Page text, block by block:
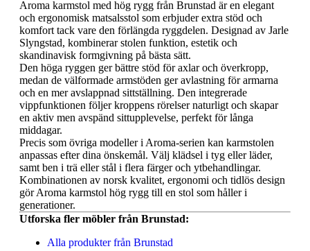
Aroma karmstol med hög rygg från Brunstad är en elegant
och ergonomisk matsalsstol som erbjuder extra stöd och
komfort tack vare den förlängda ryggdelen. Designad av Jarle
Slyngstad, kombinerar stolen funktion, estetik och
skandinavisk formgivning på bästa sätt.
Den höga ryggen ger bättre stöd för axlar och överkropp,
medan de välformade armstöden ger avlastning för armarna
och en mer avslappnad sittställning. Den integrerade
vippfunktionen följer kroppens rörelser naturligt och skapar
en aktiv men avspänd sittupplevelse, perfekt för långa
middagar.
Precis som övriga modeller i Aroma-serien kan karmstolen
anpassas efter dina önskemål. Välj klädsel i tyg eller läder,
samt ben i trä eller stål i flera färger och ytbehandlingar.
Kombinationen av norsk kvalitet, ergonomi och tidlös design
gör Aroma karmstol hög rygg till en stol som håller i
generationer.
Utforska fler möbler från Brunstad:
Alla produkter från Brunstad